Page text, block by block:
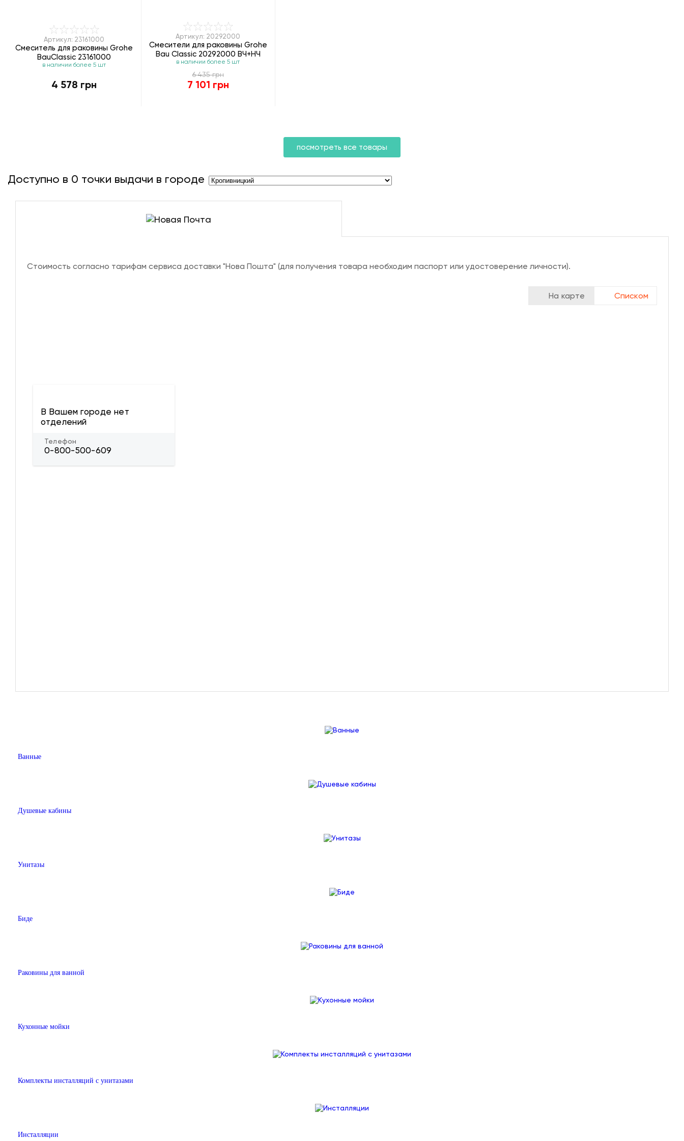
Артикул: 23161000
Смеситель для раковины Grohe
BauClassic 23161000
в наличии более 5 шт
4 578 грн
Артикул: 20292000
Смесители для раковины Grohe
Bau Classic 20292000 ВЧ+НЧ
в наличии более 5 шт
6 435 грн
7 101 грн
посмотреть все товары
Доступно в 0 точки выдачи в городе
Стоимость согласно тарифам сервиса доставки "Нова Пошта" (для получения товара необходим паспорт или удостоверение личности).
На карте Списком
В Вашем городе нет
отделений
Телефон
0-800-500-609
Ванные
Душевые кабины
Унитазы
Биде
Раковины для ванной
Кухонные мойки
Комплекты инсталляций с унитазами
Инсталляции